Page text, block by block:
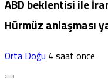
ABD beklentisi ile
Hürmüz anlaşması
Orta Doğu4 saat önce